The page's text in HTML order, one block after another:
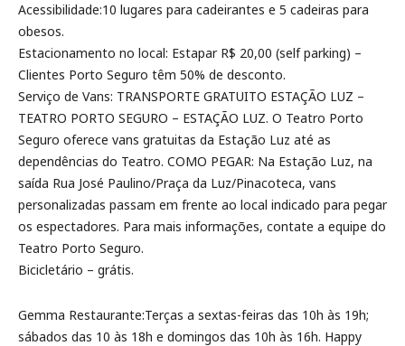
Acessibilidade:10 lugares para cadeirantes e 5 cadeiras para
obesos.
Estacionamento no local: Estapar R$ 20,00 (self parking) –
Clientes Porto Seguro têm 50% de desconto.
Serviço de Vans: TRANSPORTE GRATUITO ESTAÇÃO LUZ –
TEATRO PORTO SEGURO – ESTAÇÃO LUZ. O Teatro Porto
Seguro oferece vans gratuitas da Estação Luz até as
dependências do Teatro. COMO PEGAR: Na Estação Luz, na
saída Rua José Paulino/Praça da Luz/Pinacoteca, vans
personalizadas passam em frente ao local indicado para pegar
os espectadores. Para mais informações, contate a equipe do
Teatro Porto Seguro.
Bicicletário – grátis.
Gemma Restaurante:Terças a sextas-feiras das 10h às 19h;
sábados das 10 às 18h e domingos das 10h às 16h. Happy